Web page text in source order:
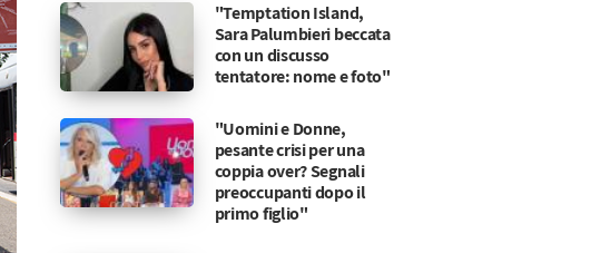
"Temptation Island,
Sara Palumbieri beccata
con un discusso
tentatore: nome e foto"
"Uomini e Donne,
pesante crisi per una
coppia over? Segnali
preoccupanti dopo il
primo figlio"